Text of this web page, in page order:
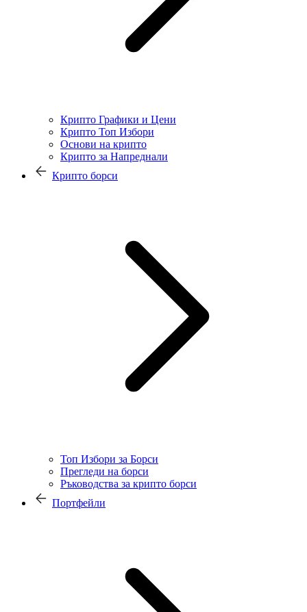
Крипто Графики и Цени
Крипто Топ Избори
Основи на крипто
Крипто за Напреднали
Крипто борси
Топ Избори за Борси
Прегледи на борси
Ръководства за крипто борси
Портфейли